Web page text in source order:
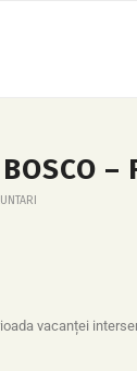
–
vacanței